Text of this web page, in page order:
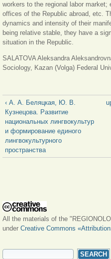
workers to the regional labor
offices of the Republic abroad, etc.
dynamics and intensity of their
being relative stable, they have a
situation in the Republic.
SALATOVA Aleksandra
Sociology, Kazan (Volga) Federal
‹ А. А. Беляцкая, Ю. В.
Кузнецова. Развитие
национальных лингвокультур
и формирование единого
лингвокультурного
пространства
All the materials of the
under Creative Commons
SEARCH FORM